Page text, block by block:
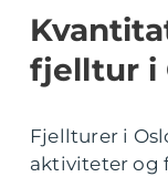
fjelltur i
Fjellturer i
aktiviteter og